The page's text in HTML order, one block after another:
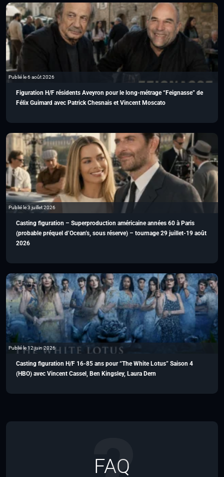
Publié le 6 août 2026
Figuration H/F résidents Aveyron pour le long-métrage “Feignasse” de
Félix Guimard avec Patrick Chesnais et Vincent Moscato
Publié le 3 juillet 2026
Casting figuration – Superproduction américaine années 60 à Paris
(probable préquel d’Ocean’s, sous réserve) – tournage 29 juillet-19 août
2026
Publié le 12 juin 2026
Casting figuration H/F 16-85 ans pour “The White Lotus” Saison 4
(HBO) avec Vincent Cassel, Ben Kingsley, Laura Dern
FAQ